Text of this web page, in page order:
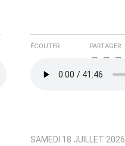
ÉCOUTER PARTAGER
SAMEDI 18 JUILLET 2026